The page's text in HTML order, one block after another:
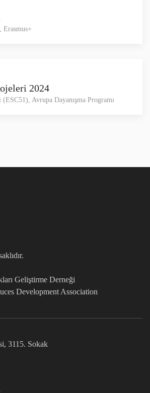
2024
Avrupa Dayanışma Programı
Geliştirme Derneği
Development Association
3115. Sokak